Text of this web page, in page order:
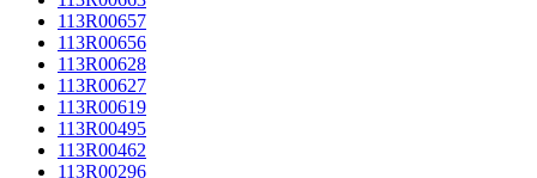
113R00657
113R00656
113R00628
113R00627
113R00619
113R00495
113R00462
113R00296